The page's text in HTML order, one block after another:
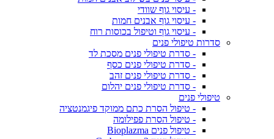
- עיסוי גוף שוודי
- עיסוי גוף אבנים חמות
- עיסוי גוף וטיפול בכוסות רוח
סדרות טיפולי פנים
- סדרת טיפולי פנים מסכת לד
- סדרת טיפולי פנים כסף
- סדרת טיפולי פנים זהב
- סדרת טיפולי פנים יהלום
טיפולי פנים
- טיפול הסרת כתם ממוקד פיגמנטציה
- טיפול הסרת פפילומה
- טיפול פנים Bioplazma